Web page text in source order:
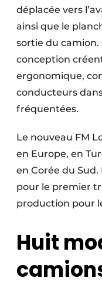
déplacée vers
ainsi que le
sortie du camion.
conception
ergonomique,
conducteurs
fréquentées.
Le nouveau FM
en Europe, en
en Corée du
pour le premier
production pour
Huit